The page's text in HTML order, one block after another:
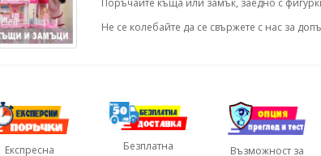
Поръчайте къща или замък, заедно с
Не се колебайте да се свържете с нас за
Експресна
Безплатна
Възможност за